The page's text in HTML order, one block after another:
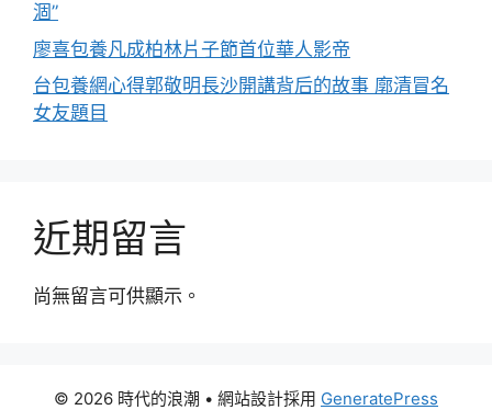
涸”
廖喜包養凡成柏林片子節首位華人影帝
台包養網心得郭敬明長沙開講背后的故事 廓清冒名
女友題目
近期留言
尚無留言可供顯示。
© 2026 時代的浪潮 • 網站設計採用 GeneratePress